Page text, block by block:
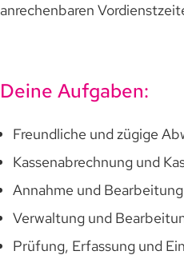
anrechenbaren
Deine Aufgaben:
Freundliche und zügige
Kassenabrechnung und
Annahme und
Verwaltung und
Prüfung, Erfassung und